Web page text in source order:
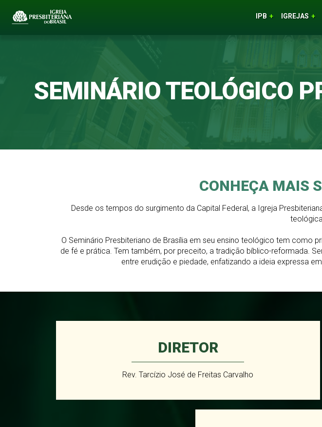
IPB IGREJAS
SEMINÁRIO TEOLÓGICO
CONHEÇA MAIS
Desde os tempos do surgimento da Capital Federal, a Igreja
O Seminário Presbiteriano de Brasília em seu ensino teológico tem como
de fé e prática. Tem também, por preceito, a tradição bíblico-reformada.
entre erudição e piedade, enfatizando a ideia expressa
DIRETOR
Rev. Tarcízio José de Freitas Carvalho